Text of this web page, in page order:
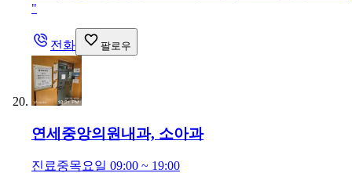
"
전화 팔로우
연세중앙의원 내과, 소아과
진료중목요일 09:00 ~ 19:00